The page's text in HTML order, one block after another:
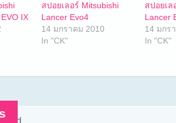
IX
สปอยเลอร์ Mitsubishi
Lancer Evo4
14 มกราคม 2010
In "CK"
สปอยเล
Lancer
14 มกร
In "CK"